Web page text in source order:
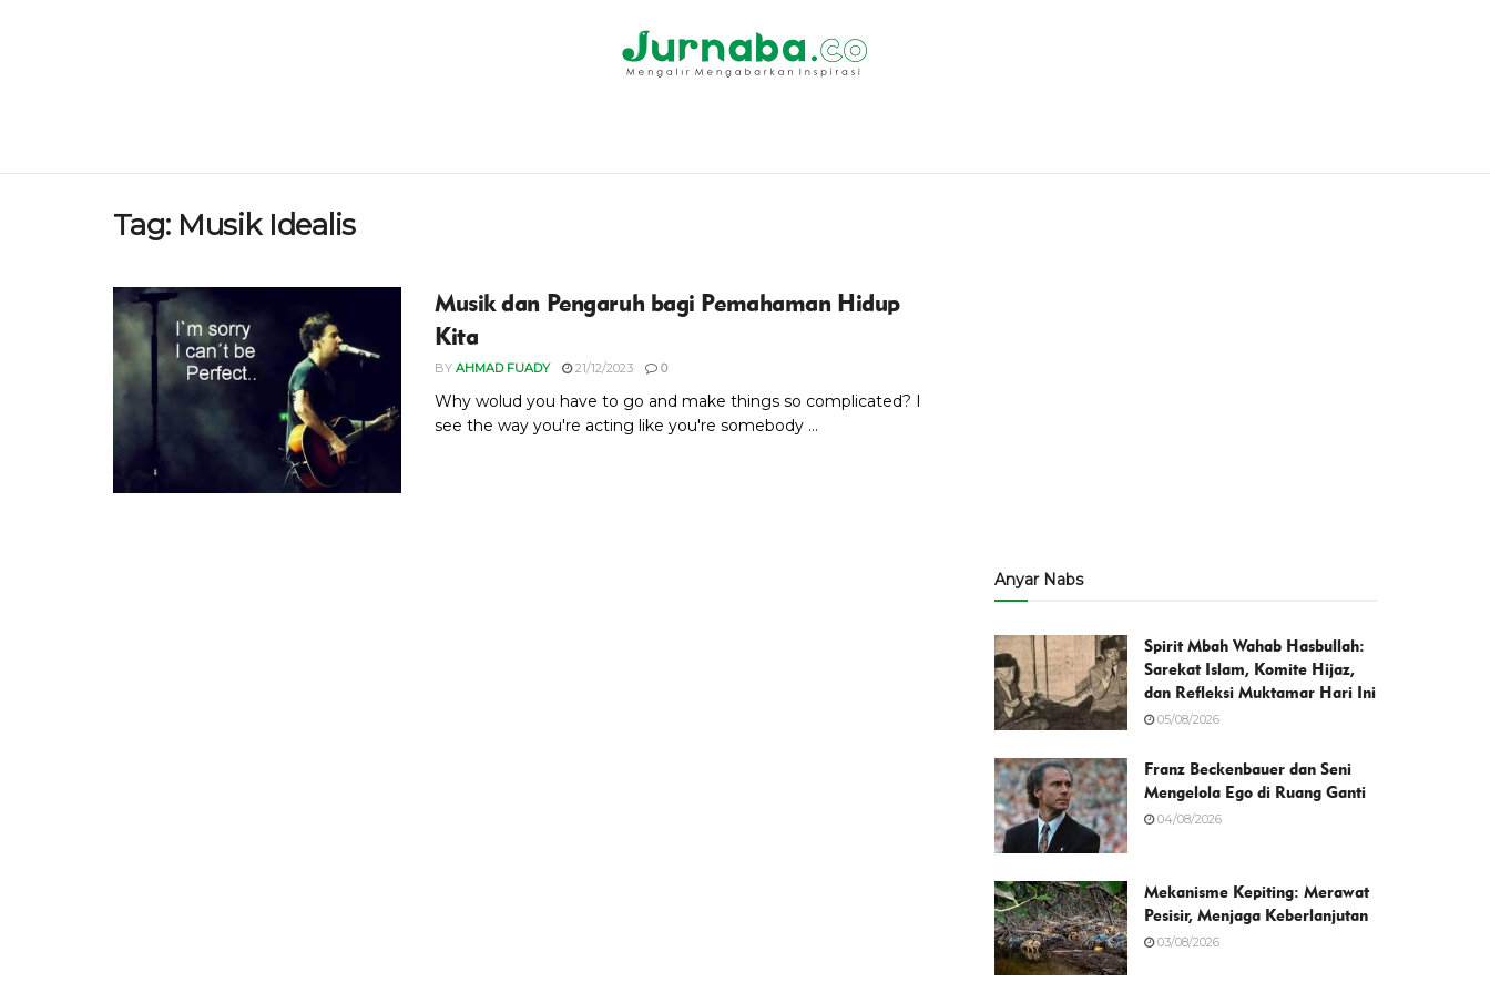
Tag: Musik Idealis
Musik dan Pengaruh bagi Pemahaman Hidup
Kita
BY AHMAD FUADY 21/12/2023 0
Why wolud you have to go and make things so complicated? I
see the way you're acting like you're somebody ...
Anyar Nabs
Spirit Mbah Wahab Hasbullah:
Sarekat Islam, Komite Hijaz,
dan Refleksi Muktamar Hari Ini
05/08/2026
Franz Beckenbauer dan Seni
Mengelola Ego di Ruang Ganti
04/08/2026
Mekanisme Kepiting: Merawat
Pesisir, Menjaga Keberlanjutan
03/08/2026